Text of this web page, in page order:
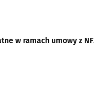
w ramach umowy z